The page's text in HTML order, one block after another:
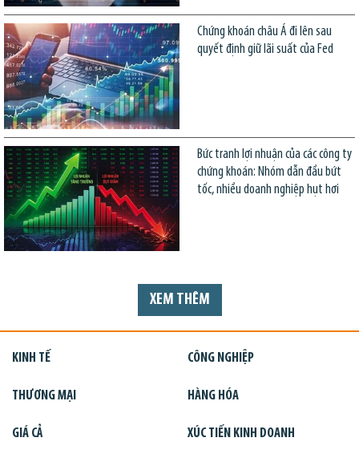
Chứng khoán châu Á đi lên sau
quyết định giữ lãi suất của Fed
Bức tranh lợi nhuận của các công ty
chứng khoán: Nhóm dẫn đầu bứt
tốc, nhiều doanh nghiệp hụt hơi
XEM THÊM
KINH TẾ CÔNG NGHIỆP
THƯƠNG MẠI HÀNG HÓA
GIÁ CẢ XÚC TIẾN KINH DOANH